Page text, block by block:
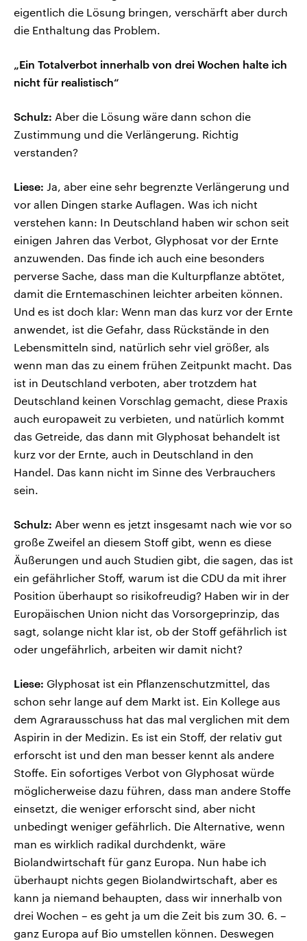
eigentlich die Lösung bringen, verschärft aber durch
die Enthaltung das Problem.
„Ein Totalverbot innerhalb von drei Wochen halte ich
nicht für realistisch“
Schulz: Aber die Lösung wäre dann schon die
Zustimmung und die Verlängerung. Richtig
verstanden?
Liese: Ja, aber eine sehr begrenzte Verlängerung und
vor allen Dingen starke Auflagen. Was ich nicht
verstehen kann: In Deutschland haben wir schon seit
einigen Jahren das Verbot, Glyphosat vor der Ernte
anzuwenden. Das finde ich auch eine besonders
perverse Sache, dass man die Kulturpflanze abtötet,
damit die Erntemaschinen leichter arbeiten können.
Und es ist doch klar: Wenn man das kurz vor der Ernte
anwendet, ist die Gefahr, dass Rückstände in den
Lebensmitteln sind, natürlich sehr viel größer, als
wenn man das zu einem frühen Zeitpunkt macht. Das
ist in Deutschland verboten, aber trotzdem hat
Deutschland keinen Vorschlag gemacht, diese Praxis
auch europaweit zu verbieten, und natürlich kommt
das Getreide, das dann mit Glyphosat behandelt ist
kurz vor der Ernte, auch in Deutschland in den
Handel. Das kann nicht im Sinne des Verbrauchers
sein.
Schulz: Aber wenn es jetzt insgesamt nach wie vor so
große Zweifel an diesem Stoff gibt, wenn es diese
Äußerungen und auch Studien gibt, die sagen, das ist
ein gefährlicher Stoff, warum ist die CDU da mit ihrer
Position überhaupt so risikofreudig? Haben wir in der
Europäischen Union nicht das Vorsorgeprinzip, das
sagt, solange nicht klar ist, ob der Stoff gefährlich ist
oder ungefährlich, arbeiten wir damit nicht?
Liese: Glyphosat ist ein Pflanzenschutzmittel, das
schon sehr lange auf dem Markt ist. Ein Kollege aus
dem Agrarausschuss hat das mal verglichen mit dem
Aspirin in der Medizin. Es ist ein Stoff, der relativ gut
erforscht ist und den man besser kennt als andere
Stoffe. Ein sofortiges Verbot von Glyphosat würde
möglicherweise dazu führen, dass man andere Stoffe
einsetzt, die weniger erforscht sind, aber nicht
unbedingt weniger gefährlich. Die Alternative, wenn
man es wirklich radikal durchdenkt, wäre
Biolandwirtschaft für ganz Europa. Nun habe ich
überhaupt nichts gegen Biolandwirtschaft, aber es
kann ja niemand behaupten, dass wir innerhalb von
drei Wochen – es geht ja um die Zeit bis zum 30. 6. –
ganz Europa auf Bio umstellen können. Deswegen